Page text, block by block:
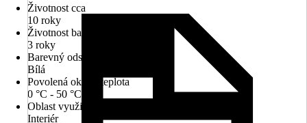
Životnost cca
10 roky
Životnost baterie
3 roky
Barevný odstín
Bílá
Povolená okolní teplota
0 °C - 50 °C
Oblast využití
Interiér